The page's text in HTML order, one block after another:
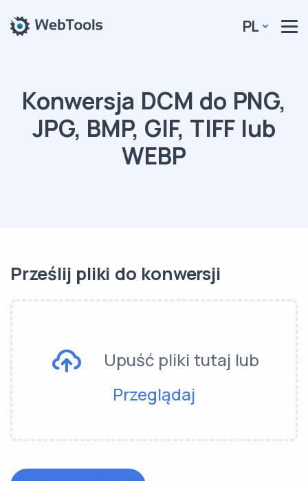
PL
Konwersja DCM do PNG,
JPG, BMP, GIF, TIFF lub
WEBP
Prześlij pliki do konwersji
Upuść pliki tutaj lub
Przeglądaj